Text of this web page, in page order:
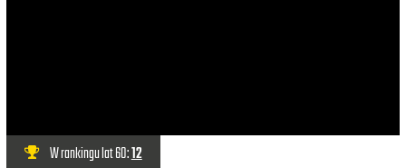
W rankingu lat 60:12